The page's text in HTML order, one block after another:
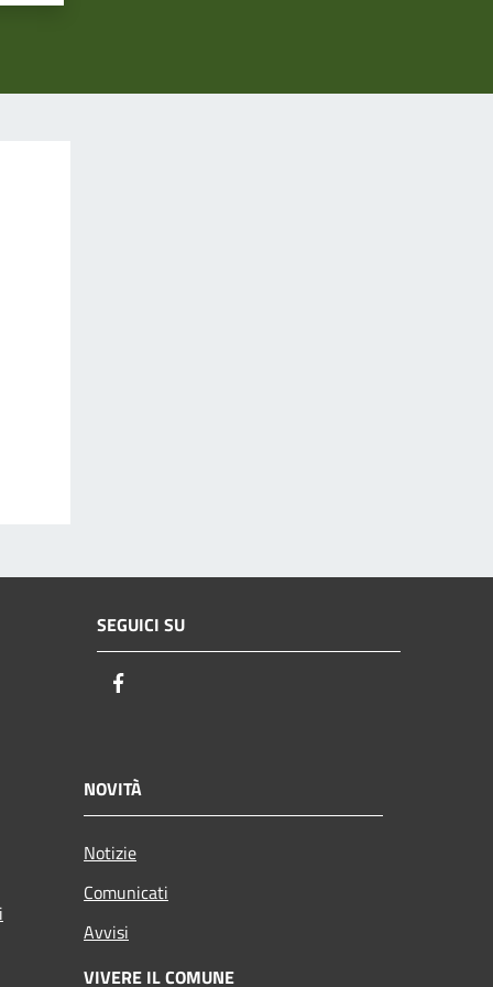
SEGUICI SU
NOVITÀ
Notizie
Comunicati
Avvisi
VIVERE IL COMUNE